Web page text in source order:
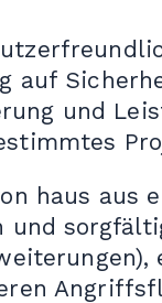
auf
und
haus aus
und